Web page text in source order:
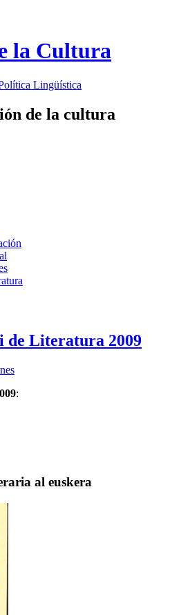
la Cultura
Lingüística
de la cultura
de Literatura 2009
:
al euskera